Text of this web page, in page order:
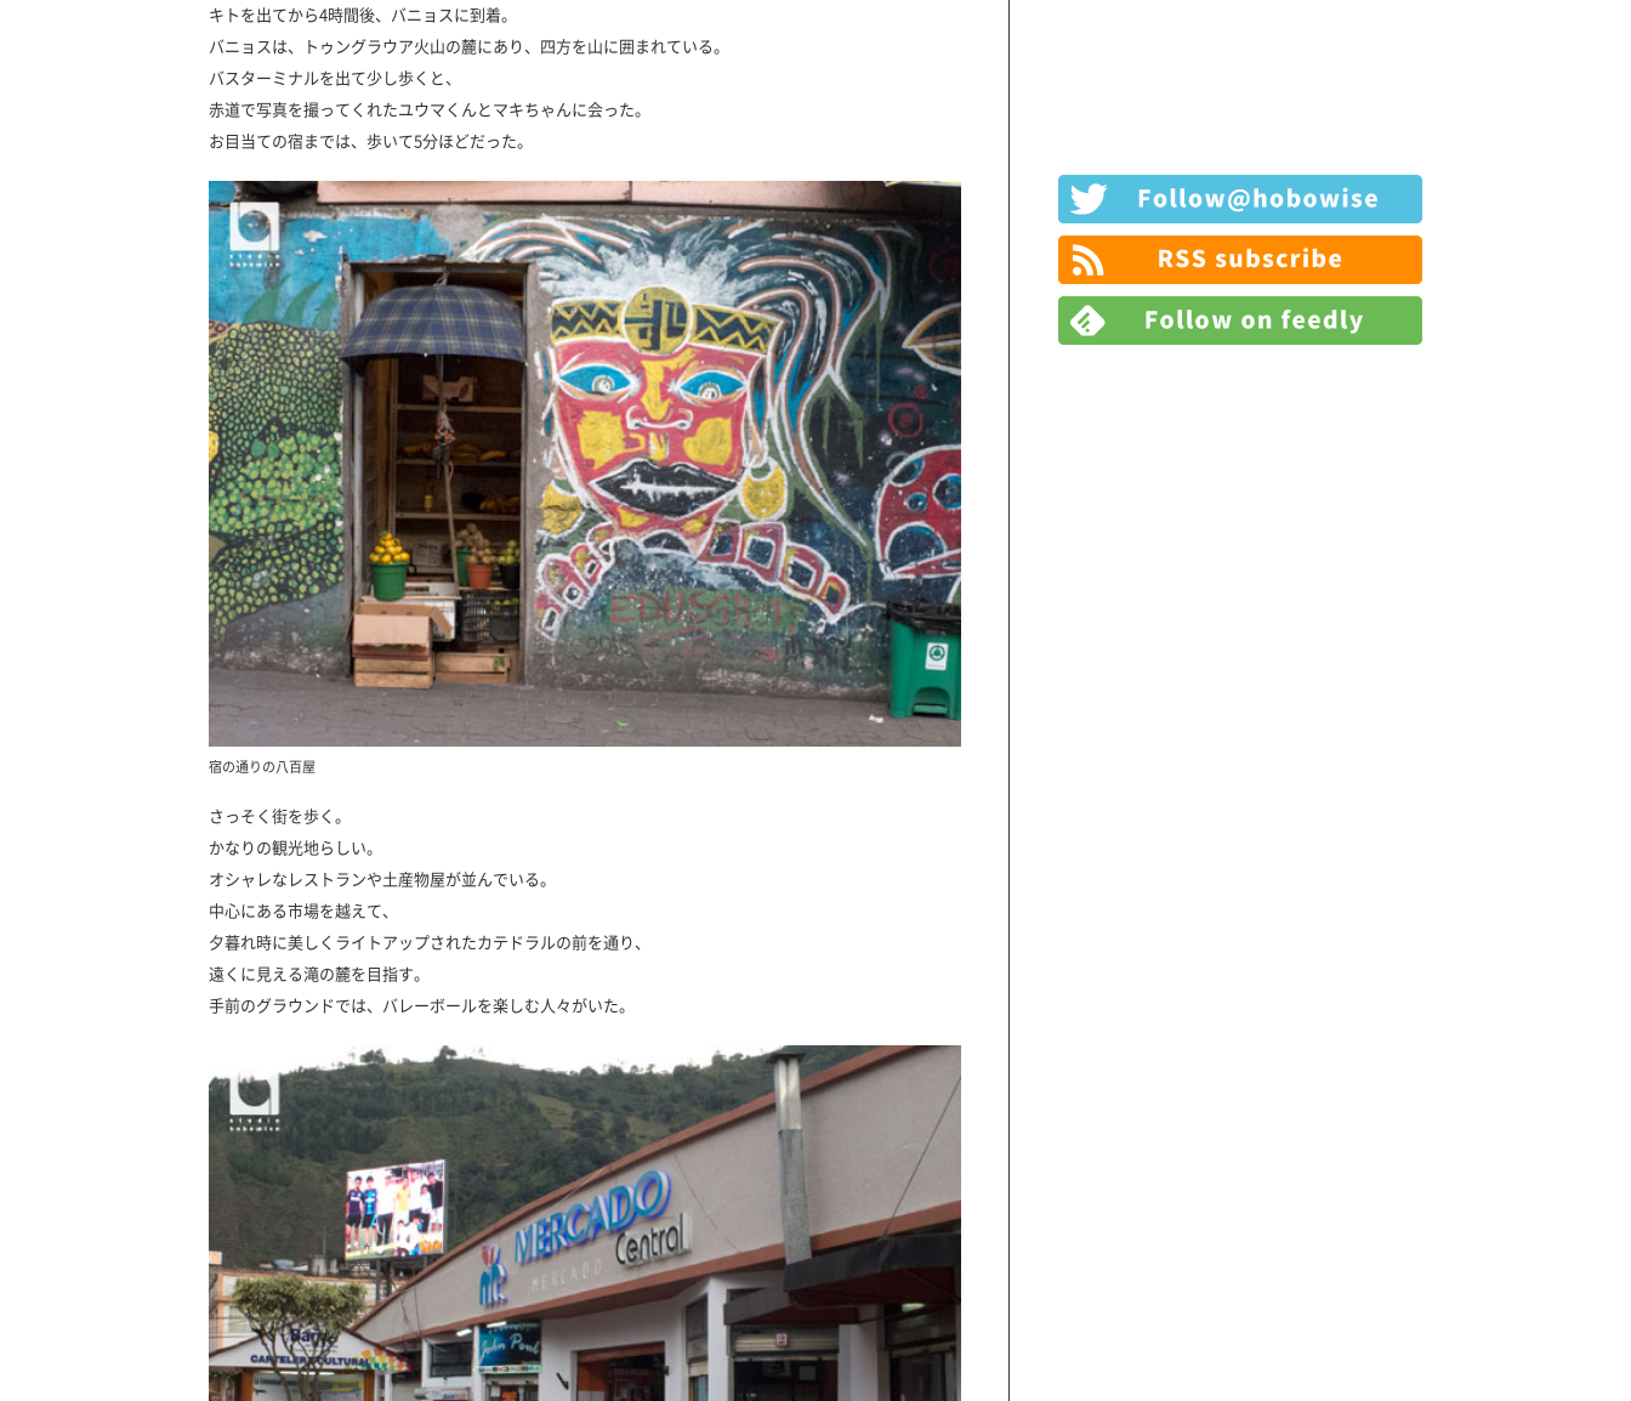
キトを出てから4時間後、バニョスに到着。
バニョスは、トゥングラウア火山の麓にあり、四方を山に囲まれている。
バスターミナルを出て少し歩くと、
赤道で写真を撮ってくれたユウマくんとマキちゃんに会った。
お目当ての宿までは、歩いて5分ほどだった。
宿の通りの八百屋
さっそく街を歩く。
かなりの観光地らしい。
オシャレなレストランや土産物屋が並んでいる。
中心にある市場を越えて、
夕暮れ時に美しくライトアップされたカテドラルの前を通り、
遠くに見える滝の麓を目指す。
手前のグラウンドでは、バレーボールを楽しむ人々がいた。